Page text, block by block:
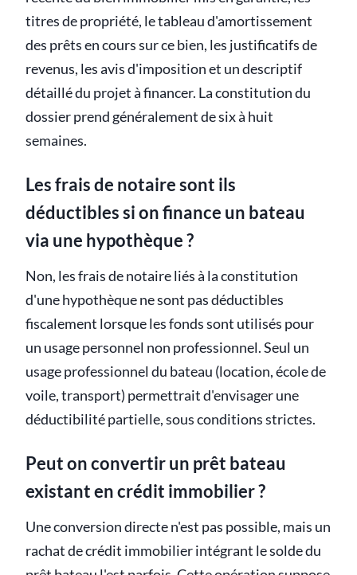
titres de propriété, le tableau d'amortissement
des prêts en cours sur ce bien, les justificatifs de
revenus, les avis d'imposition et un descriptif
détaillé du projet à financer. La constitution du
dossier prend généralement de six à huit
semaines.
Les frais de notaire sont ils
déductibles si on finance un bateau
via une hypothèque ?
Non, les frais de notaire liés à la constitution
d'une hypothèque ne sont pas déductibles
fiscalement lorsque les fonds sont utilisés pour
un usage personnel non professionnel. Seul un
usage professionnel du bateau (location, école de
voile, transport) permettrait d'envisager une
déductibilité partielle, sous conditions strictes.
Peut on convertir un prêt bateau
existant en crédit immobilier ?
Une conversion directe n'est pas possible, mais un
rachat de crédit immobilier intégrant le solde du